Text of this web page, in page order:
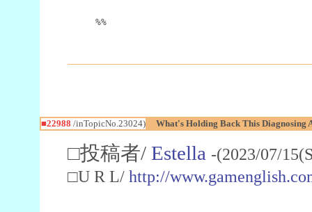
%%
■22988 /inTopicNo.23024) What's Holding Back This Diagnosing
□投稿者/ Estella -(2023/07/
□U R L/ http://